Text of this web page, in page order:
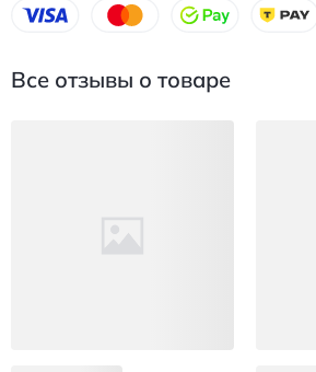
Все отзывы о товаре